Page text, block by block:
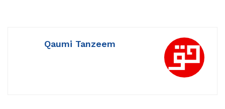
Qaumi Tanzeem